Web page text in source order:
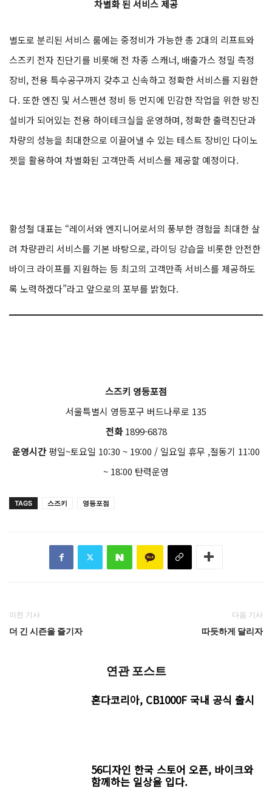
차별화 된 서비스 제공
별도로 분리된 서비스 룸에는 중정비가 가능한 총 2대의 리프트와
스즈키 전자 진단기를 비롯해 전 차종 스캐너, 배출가스 정밀 측정
장비, 전용 특수공구까지 갖추고 신속하고 정확한 서비스를 지원한
다. 또한 엔진 및 서스펜션 정비 등 먼지에 민감한 작업을 위한 방진
설비가 되어있는 전용 하이테크실을 운영하며, 정확한 출력진단과
차량의 성능을 최대한으로 이끌어낼 수 있는 테스트 장비인 다이노
젯을 활용하여 차별화된 고객만족 서비스를 제공할 예정이다.
황성철 대표는 “레이서와 엔지니어로서의 풍부한 경험을 최대한 살
려 차량관리 서비스를 기본 바탕으로, 라이딩 강습을 비롯한 안전한
바이크 라이프를 지원하는 등 최고의 고객만족 서비스를 제공하도
록 노력하겠다”라고 앞으로의 포부를 밝혔다.
스즈키 영등포점
서울특별시 영등포구 버드나루로 135
전화1899-6878
운영시간평일~토요일 10:30 ~ 19:00 / 일요일 휴무 ,절동기 11:00
~ 18:00 탄력운영
TAGS 스즈키 영등포점
이전 기사
더 긴 시즌을 즐기자
다음 기사
따듯하게 달리자
연관 포스트
혼다코리아, CB1000F 국내 공식 출시
56디자인 한국 스토어 오픈, 바이크와
함께하는 일상을 입다.